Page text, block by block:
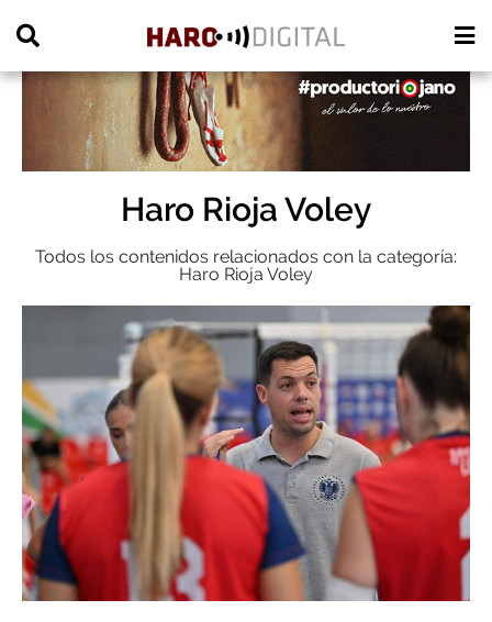
Haro Rioja Voley
Todos los contenidos relacionados con la categoría:
Haro Rioja Voley